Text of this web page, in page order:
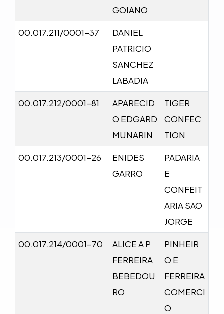
GOIANO
00.017.211/0001-37
DANIEL
PATRICIO
SANCHEZ
LABADIA
00.017.212/0001-81
APARECID
O EDGARD
MUNARIN
TIGER
CONFEC
TION
00.017.213/0001-26
ENIDES
GARRO
PADARIA
E
CONFEIT
ARIA SAO
JORGE
00.017.214/0001-70
ALICE A P
FERREIRA
BEBEDOU
RO
PINHEIR
O E
FERREIRA
COMERCI
O